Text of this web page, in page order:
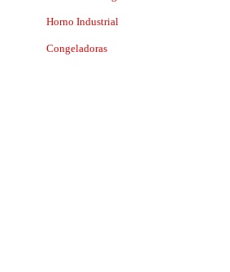
Horno Industrial
Congeladoras